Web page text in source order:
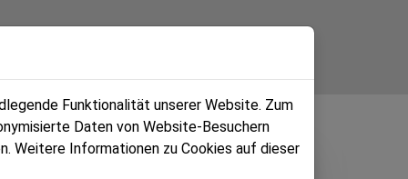
Funktionalität unserer Website. Zum
Daten von Website-Besuchern
Weitere Informationen zu Cookies auf dieser